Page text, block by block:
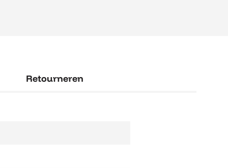
Retourneren